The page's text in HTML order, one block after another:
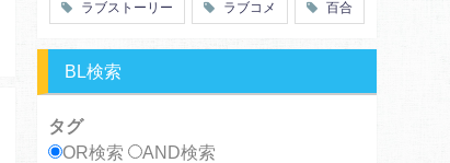
スピンオフ・外伝
ヤンキー・極道
御曹司
サラリーマン
日常崩壊
浮気・不倫
ラブストーリー ラブコメ 百合
BL検索
タグ
OR検索
AND検索